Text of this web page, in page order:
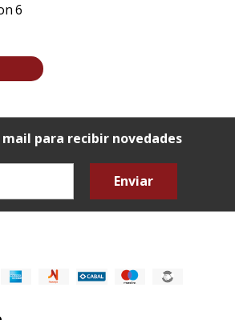
6
para recibir novedades
Enviar